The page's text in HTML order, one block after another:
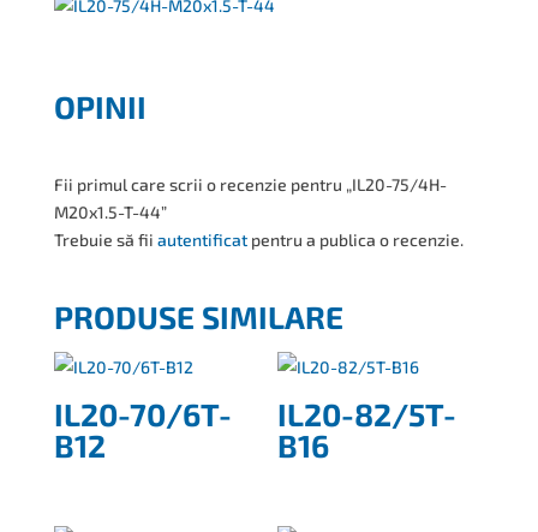
OPINII
Fii primul care scrii o recenzie pentru „IL20-75/4H-
M20x1.5-T-44”
Trebuie să fii autentificatpentru a publica o recenzie.
PRODUSE SIMILARE
IL20-70/6T-
B12
IL20-82/5T-
B16